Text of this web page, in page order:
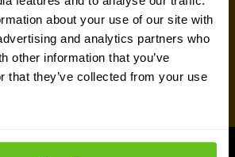
about your use of our site with
and analytics partners who
other information that you’ve
that they’ve collected from your use